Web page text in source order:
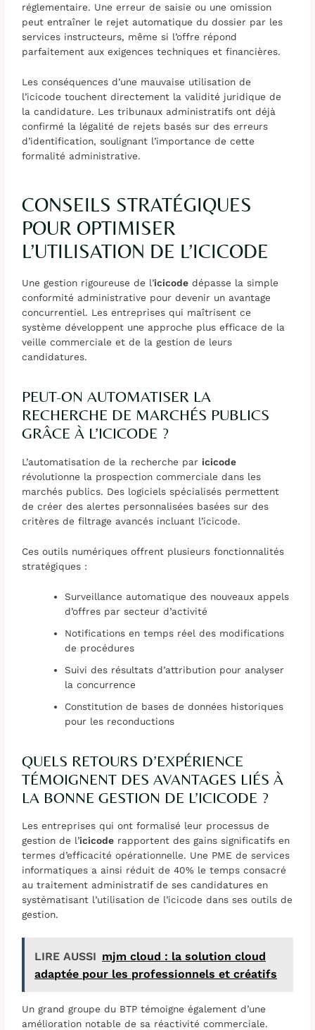
réglementaire. Une erreur de saisie ou une omission
peut entraîner le rejet automatique du dossier par les
services instructeurs, même si l’offre répond
parfaitement aux exigences techniques et financières.
Les conséquences d’une mauvaise utilisation de
l’icicode touchent directement la validité juridique de
la candidature. Les tribunaux administratifs ont déjà
confirmé la légalité de rejets basés sur des erreurs
d’identification, soulignant l’importance de cette
formalité administrative.
CONSEILS STRATÉGIQUES
POUR OPTIMISER
L’UTILISATION DE L’ICICODE
Une gestion rigoureuse de l’icicode dépasse la simple
conformité administrative pour devenir un avantage
concurrentiel. Les entreprises qui maîtrisent ce
système développent une approche plus efficace de la
veille commerciale et de la gestion de leurs
candidatures.
PEUT-ON AUTOMATISER LA
RECHERCHE DE MARCHÉS PUBLICS
GRÂCE À L’ICICODE ?
L’automatisation de la recherche paricicode
révolutionne la prospection commerciale dans les
marchés publics. Des logiciels spécialisés permettent
de créer des alertes personnalisées basées sur des
critères de filtrage avancés incluant l’icicode.
Ces outils numériques offrent plusieurs fonctionnalités
stratégiques :
Surveillance automatique des nouveaux appels
d’offres par secteur d’activité
Notifications en temps réel des modifications
de procédures
Suivi des résultats d’attribution pour analyser
la concurrence
Constitution de bases de données historiques
pour les reconductions
QUELS RETOURS D’EXPÉRIENCE
TÉMOIGNENT DES AVANTAGES LIÉS À
LA BONNE GESTION DE L’ICICODE ?
Les entreprises qui ont formalisé leur processus de
gestion de l’icicode rapportent des gains significatifs en
termes d’efficacité opérationnelle. Une PME de services
informatiques a ainsi réduit de 40% le temps consacré
au traitement administratif de ses candidatures en
systématisant l’utilisation de l’icicode dans ses outils de
gestion.
LIRE AUSSI mjm cloud : la solution cloud
adaptée pour les professionnels et créatifs
Un grand groupe du BTP témoigne également d’une
amélioration notable de sa réactivité commerciale.